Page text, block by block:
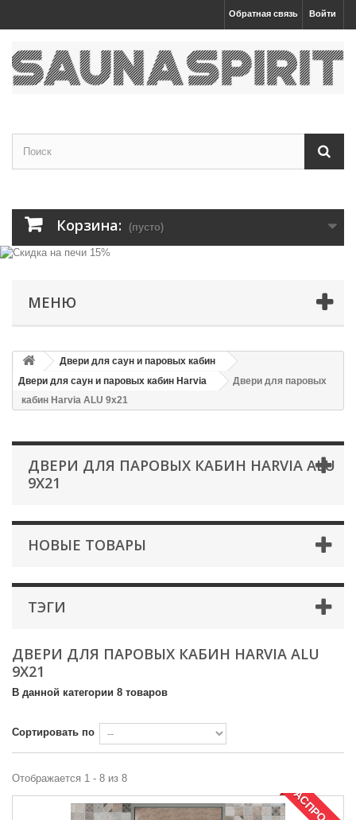
Войти
Обратная связь
Корзина: (пусто)
МЕНЮ
Двери для саун и паровых кабин
Двери для саун и паровых кабин Harvia
Двери для паровых
кабин Harvia ALU 9x21
ДВЕРИ ДЛЯ ПАРОВЫХ КАБИН HARVIA ALU
9X21
НОВЫЕ ТОВАРЫ
ТЭГИ
ДВЕРИ ДЛЯ ПАРОВЫХ КАБИН HARVIA ALU
9X21
В данной категории 8 товаров
Сортировать по
Отображается 1 - 8 из 8